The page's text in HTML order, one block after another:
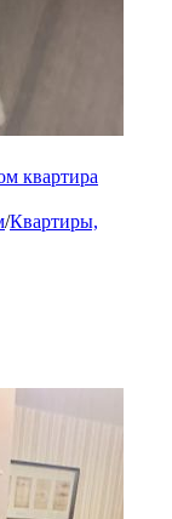
квартира
/Квартиры,